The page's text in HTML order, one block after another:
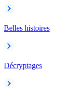
Belles histoires
Décryptages